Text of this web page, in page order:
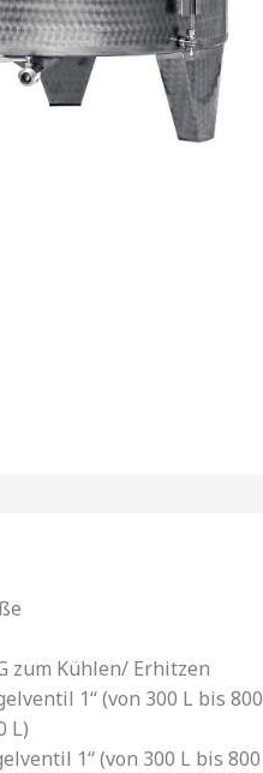
zum Kühlen/ Erhitzen
1‘‘ (von 300 L bis 800
L)
1‘‘ (von 300 L bis 800